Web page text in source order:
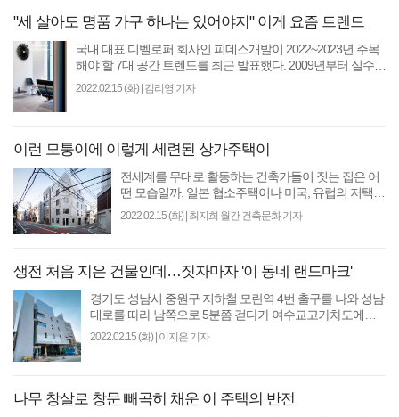
"세 살아도 명품 가구 하나는 있어야지" 이게 요즘 트렌드
국내 대표 디벨로퍼 회사인 피데스개발이 2022~2023년 주목
해야 할 7대 공간 트렌드를 최근 발표했다. 2009년부터 실수요
자 설문 조사와 전문가 심층 면접을 통해 매년 한..
2022.02.15 (화)| 김리영 기자
이런 모퉁이에 이렇게 세련된 상가주택이
전세계를 무대로 활동하는 건축가들이 짓는 집은 어
떤 모습일까. 일본 협소주택이나 미국, 유럽의 저택이
TV나 영화를 통해 종종 소개되지만 그 의도와 철학적
2022.02.15 (화)| 최지희 월간 건축문화 기자
생전 처음 지은 건물인데…짓자마자 '이 동네 랜드마크'
경기도 성남시 중원구 지하철 모란역 4번 출구를 나와 성남
대로를 따라 남쪽으로 5분쯤 걷다가 여수교고가차도에서
동쪽으로 꺾어들면 하대원동 주택가가 나온다. 3차..
2022.02.15 (화)| 이지은 기자
나무 창살로 창문 빼곡히 채운 이 주택의 반전